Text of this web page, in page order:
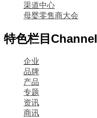
渠道中心
母婴零售商大会
特色栏目 Channel
企业
品牌
产品
专题
资讯
商讯